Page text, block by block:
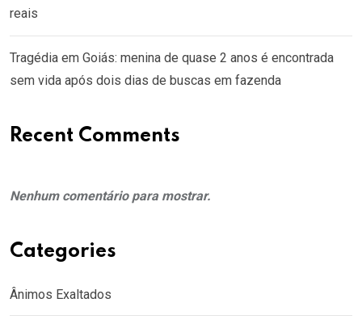
reais
Tragédia em Goiás: menina de quase 2 anos é encontrada
sem vida após dois dias de buscas em fazenda
Recent Comments
Nenhum comentário para mostrar.
Categories
Ânimos Exaltados